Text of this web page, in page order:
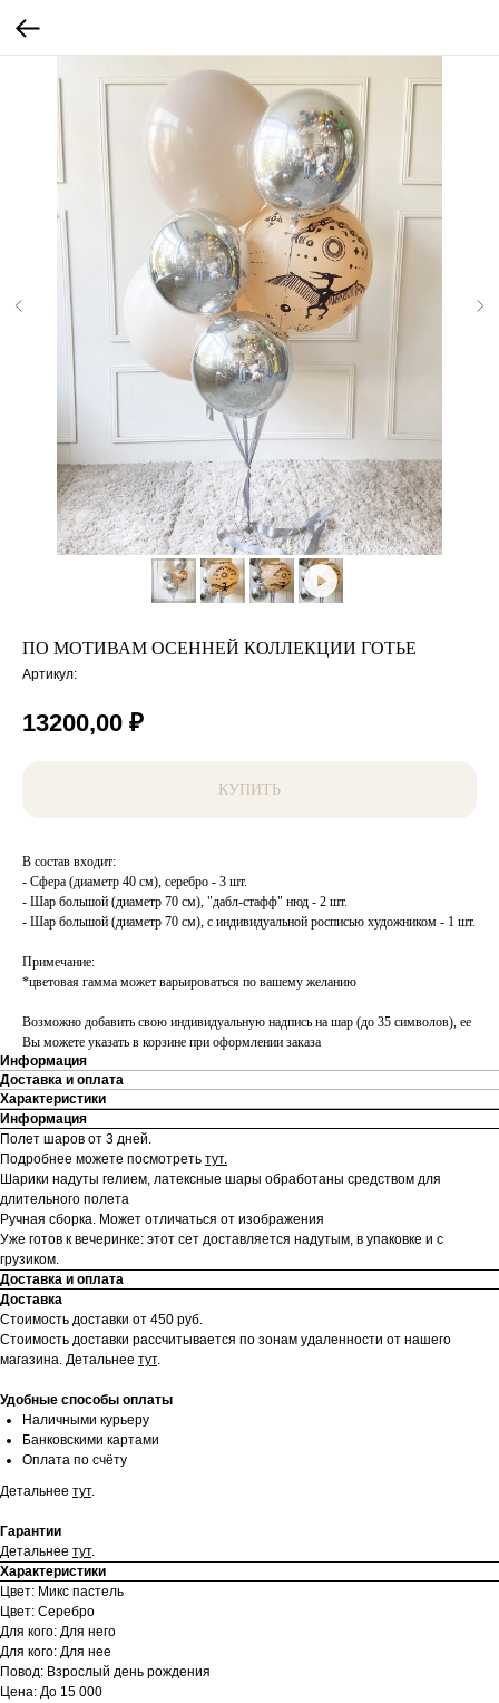
ПО МОТИВАМ ОСЕННЕЙ КОЛЛЕКЦИИ ГОТЬЕ
Артикул:
13200,00 ₽
КУПИТЬ
В состав входит:
- Сфера (диаметр 40 см), серебро - 3 шт.
- Шар большой (диаметр 70 см), "дабл-стафф" нюд - 2 шт.
- Шар большой (диаметр 70 см), с индивидуальной росписью художником - 1 шт.
Примечание:
*цветовая гамма может варьироваться по вашему желанию
Возможно добавить свою индивидуальную надпись на шар (до 35 символов), ее
Вы можете указать в корзине при оформлении заказа
Информация
Доставка и оплата
Характеристики
Информация
Полет шаров от 3 дней.
Подробнее можете посмотреть тут.
Шарики надуты гелием, латексные шары обработаны средством для
длительного полета
Ручная сборка. Может отличаться от изображения
Уже готов к вечеринке: этот сет доставляется надутым, в упаковке и с
грузиком.
Доставка и оплата
Доставка
Стоимость доставки от 450 руб.
Стоимость доставки рассчитывается по зонам удаленности от нашего
магазина. Детальнее тут.
Удобные способы оплаты
Наличными курьеру
Банковскими картами
Оплата по счёту
Детальнее тут.
Гарантии
Детальнее тут.
Характеристики
Цвет: Микс пастель
Цвет: Серебро
Для кого: Для него
Для кого: Для нее
Повод: Взрослый день рождения
Цена: До 15 000